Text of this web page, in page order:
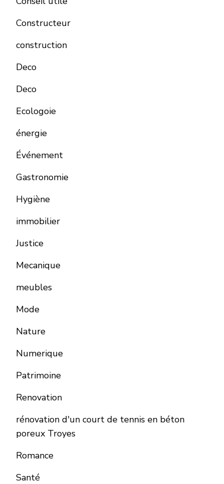
Constructeur
construction
Deco
Deco
Ecologoie
énergie
Événement
Gastronomie
Hygiène
immobilier
Justice
Mecanique
meubles
Mode
Nature
Numerique
Patrimoine
Renovation
rénovation d'un court de tennis en béton
poreux Troyes
Romance
Santé